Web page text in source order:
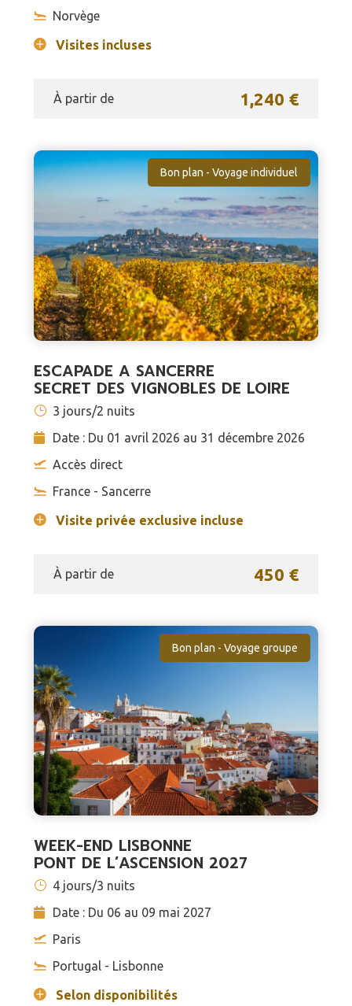
Norvège
Visites incluses
À partir de 1,240 €
Bon plan - Voyage individuel
ESCAPADE A SANCERRE
SECRET DES VIGNOBLES DE LOIRE
3 jours/2 nuits
Date : Du 01 avril 2026 au 31 décembre 2026
Accès direct
France - Sancerre
Visite privée exclusive incluse
À partir de 450 €
Bon plan - Voyage groupe
WEEK-END LISBONNE
PONT DE L’ASCENSION 2027
4 jours/3 nuits
Date : Du 06 au 09 mai 2027
Paris
Portugal - Lisbonne
Selon disponibilités